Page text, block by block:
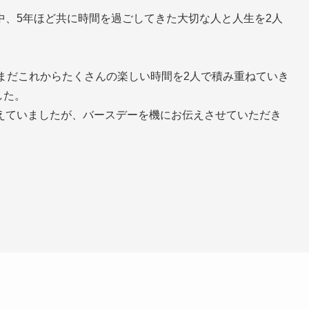
5年ほど共に時間を過ごしてきた大切な人と人生を2人
これからたくさんの楽しい時間を2人で積み重ねていき
。
いましたが、バースデーを機にお伝えさせていただき